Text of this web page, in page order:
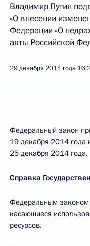
Владимир Путин
«О внесении
Федерации «О
акты Российской
29 декабря 2014 года
Федеральный закон
19 декабря 2014 года
25 декабря 2014 года.
Справка
Федеральным законом
касающиеся
ресурсов.